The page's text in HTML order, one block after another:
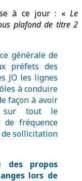
à ce jour : « Le
plafond de titre 2
générale de
préfets des
JO les lignes
à conduire
façon à avoir
sur tout le
fréquence
de sollicitation
des propos
lors de